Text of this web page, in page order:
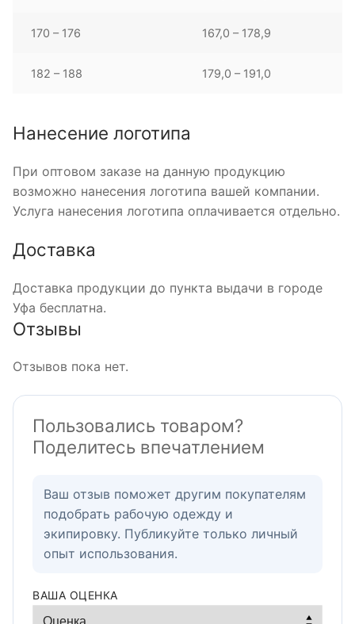
170 – 176 167,0 – 178,9
182 – 188 179,0 – 191,0
Нанесение логотипа
При оптовом заказе на данную продукцию
возможно нанесения логотипа вашей компании.
Услуга нанесения логотипа оплачивается отдельно.
Доставка
Доставка продукции до пункта выдачи в городе
Уфа бесплатна.
Отзывы
Отзывов пока нет.
Пользовались товаром?
Поделитесь впечатлением
Ваш отзыв поможет другим покупателям
подобрать рабочую одежду и
экипировку. Публикуйте только личный
опыт использования.
ВАША ОЦЕНКА